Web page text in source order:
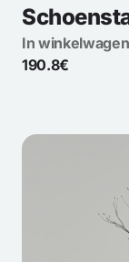
In winkelwagen
190.8€